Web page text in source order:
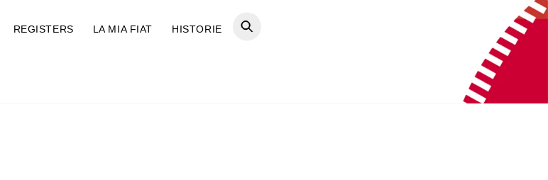
REGISTERS LA MIA FIAT HISTORIE